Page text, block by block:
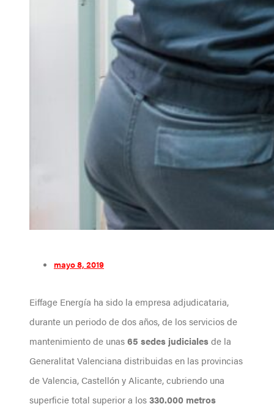
mayo 8, 2019
Eiffage Energía ha sido la empresa adjudicataria,
durante un periodo de dos años, de los servicios de
mantenimiento de unas65 sedes judicialesde la
Generalitat Valenciana distribuidas en las provincias
de Valencia, Castellón y Alicante, cubriendo una
superficie total superior a los330.000 metros